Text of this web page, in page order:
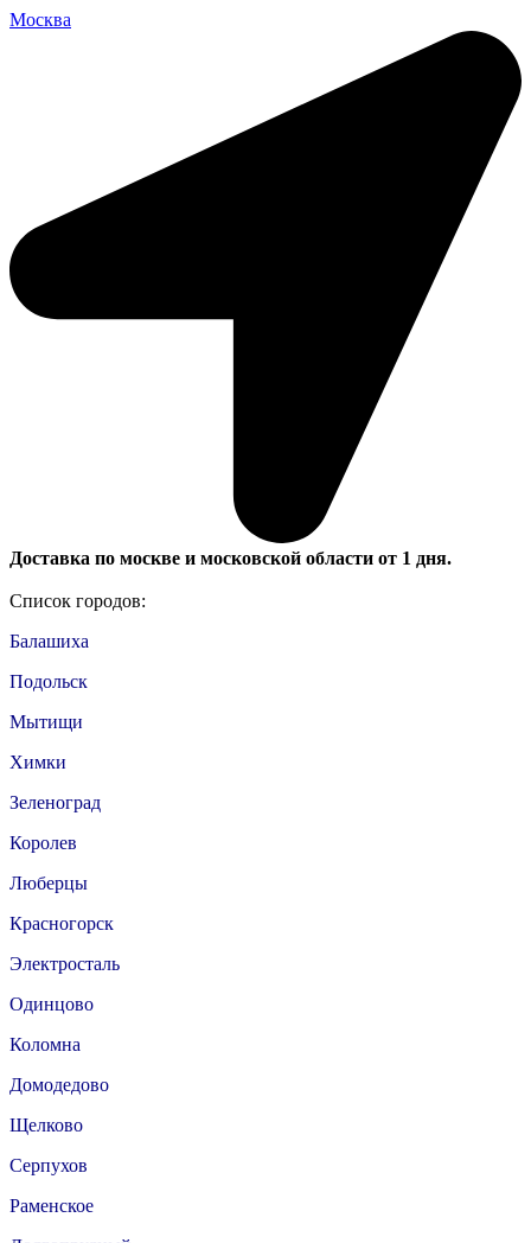
Москва
Доставка по москве и московской области от 1 дня.
Список городов:
Балашиха
Подольск
Мытищи
Химки
Зеленоград
Королев
Люберцы
Красногорск
Электросталь
Одинцово
Коломна
Домодедово
Щелково
Серпухов
Раменское